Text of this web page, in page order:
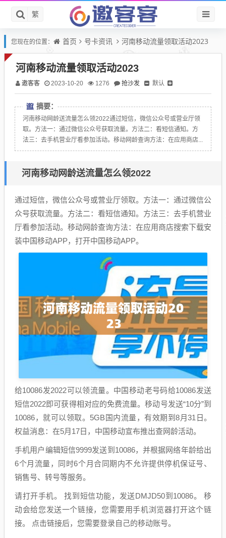
繁
您现在的位置： 首页 号卡资讯 河南移动流量领取活动2023
河南移动流量领取活动2023
邀客客 2023-10-20 1276 抢沙发 默认
摘要：
河南移动网龄送流量怎么领2022通过短信，微信公众号或营业厅领
取。方法一：通过微信公众号获取流量。方法二：看短信通知。方
法三：去手机营业厅看参加活动。移动网龄查询方法：在应用商店...
河南移动网龄送流量怎么领2022
通过短信，微信公众号或营业厅领取。方法一：通过微信公
众号获取流量。方法二：看短信通知。方法三：去手机营业
厅看参加活动。移动网龄查询方法：在应用商店搜索下载安
装中国移动APP，打开中国移动APP。
给10086发2022可以领流量。中国移动老号码给10086发送
短信2022即可获得相对应的免费流量。移动号发送“10分”到
10086，就可以领取。5GB国内流量，有效期到8月31日。
权益消息：在5月17日，中国移动宣布推出查网龄活动。
手机用户编辑短信9999发送到10086，并根据网络年龄给出
6个月流量，同时6个月合同期内不允许提供停机保证号、
销售号、转号等服务。
请打开手机。 找到短信功能，发送DMJD50到10086。 移
动会给您发送一个链接，您需要用手机浏览器打开这个链
接。 点击链接后，您需要登录自己的移动账号。